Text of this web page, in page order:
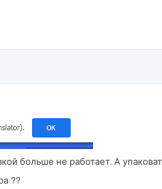
больше не работает. А
??